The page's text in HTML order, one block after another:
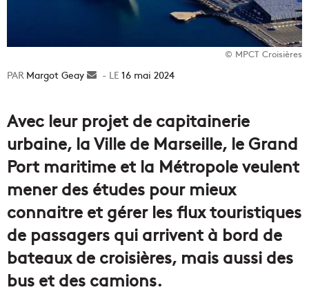
© MPCT Croisières
Margot Geay
Envoyer16 mai 2024
Avec leur projet de capitainerie
urbaine, la Ville de Marseille, le Grand
Port maritime et la Métropole veulent
mener des études pour mieux
connaitre et gérer les flux touristiques
de passagers qui arrivent à bord de
bateaux de croisières, mais aussi des
bus et des camions.